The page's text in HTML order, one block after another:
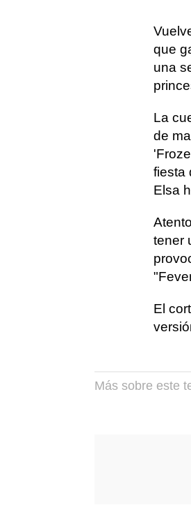
que
una
La
de
fiesta
Elsa
tener
El
Más sobre este